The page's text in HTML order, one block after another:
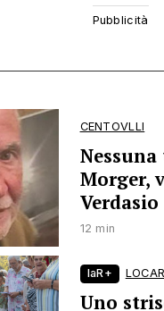
CENTOVLLI
Morger,
Verdasio
12 min
laR+
Uno